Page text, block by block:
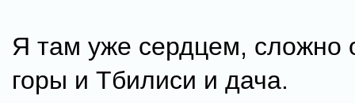
Я там уже сердцем, сложно
горы и Тбилиси и дача.